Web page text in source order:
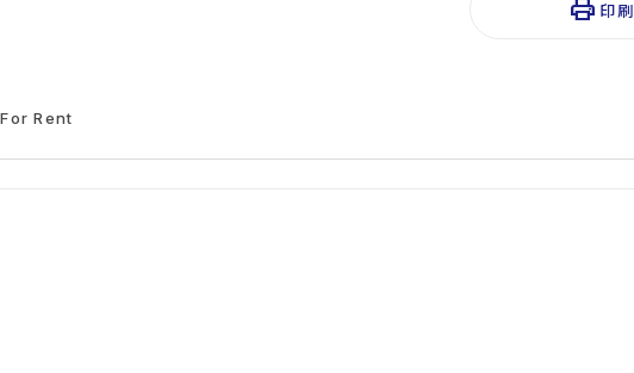
print 印刷
Rent